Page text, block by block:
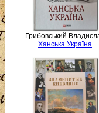
Грибовський
Ханська Україна